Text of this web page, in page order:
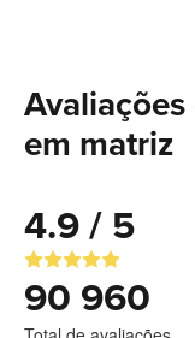
em matriz
4.9 / 5
90 960